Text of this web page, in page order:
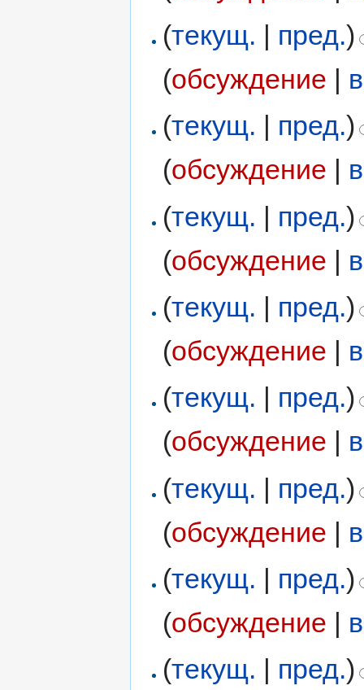
(текущ. | пред.)
(обсуждение |
(текущ. | пред.)
(обсуждение |
(текущ. | пред.)
(обсуждение |
(текущ. | пред.)
(обсуждение |
(текущ. | пред.)
(обсуждение |
(текущ. | пред.)
(обсуждение |
(текущ. | пред.)
(обсуждение |
(текущ. пред.)